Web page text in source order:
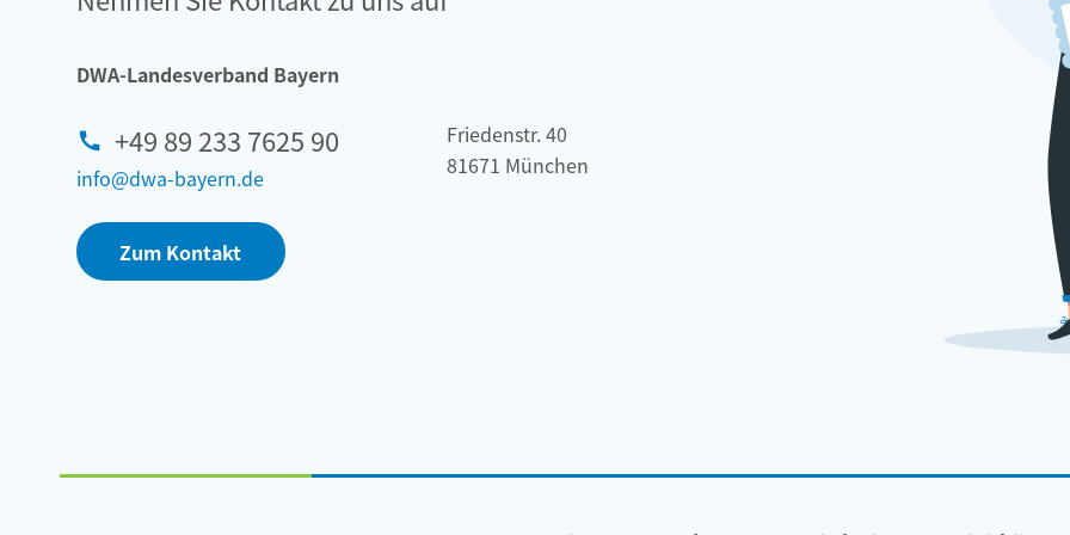
DWA-Landesverband Bayern
+49 89 233 7625 90
info@dwa-bayern.de
Friedenstr. 40
81671 München
Zum Kontakt